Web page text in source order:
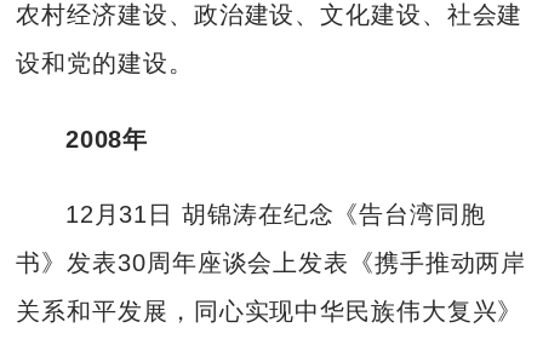
农村经济建设、政治建设、文化建设、社会建
设和党的建设。
2008年
12月31日 胡锦涛在纪念《告台湾同胞
书》发表30周年座谈会上发表《携手推动两岸
关系和平发展，同心实现中华民族伟大复兴》